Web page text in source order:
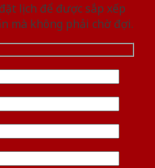
lịch để được sắp xếp
mà không phải chờ đợi.